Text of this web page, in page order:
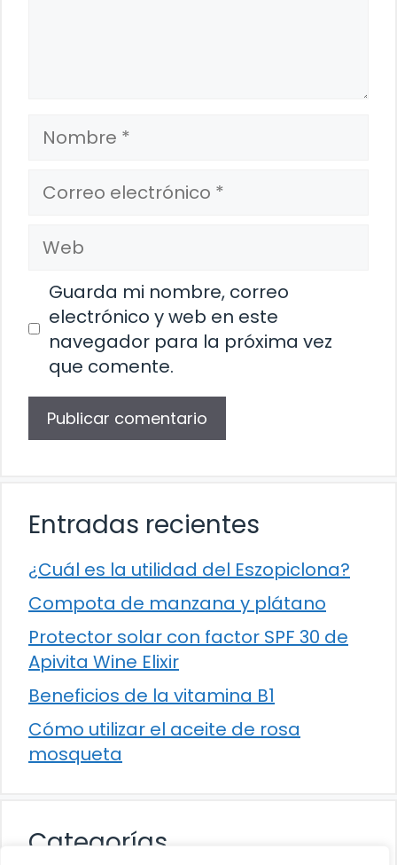
Nombre
Correo
electrónico
Web
Guarda mi nombre, correo
electrónico y web en este
navegador para la próxima vez
que comente.
Entradas recientes
¿Cuál es la utilidad del Eszopiclona?
Compota de manzana y plátano
Protector solar con factor SPF 30 de
Apivita Wine Elixir
Beneficios de la vitamina B1
Cómo utilizar el aceite de rosa
mosqueta
Categorías